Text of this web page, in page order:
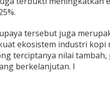
tersebut juga
ekosistem industri
terciptanya nilai
berkelanjutan. I